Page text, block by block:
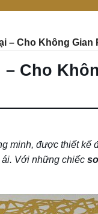
– Cho Không
Cho
được thiết kế
Với những chiếc